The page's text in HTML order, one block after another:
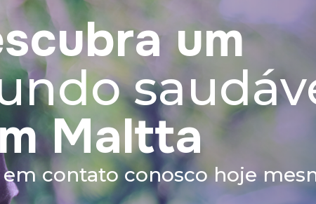
um
Maltta
contato conosco hoje